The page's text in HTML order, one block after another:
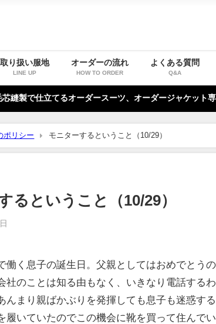
取り扱い服地
LINE UP
オーダーの流れ
HOW TO ORDER
よくある質問
Q&A
縫製で仕立てるオーダースーツ、オーダージャケット
ポリシー モニターするということ（10/29）
るということ（10/29）
働く息子の誕生日。父親としてはおめでとう
社のことは知る由もなく、いきなり電話する
んまり親ばかぶりを発揮しても息子も迷惑す
履いていたのでこの機会に靴を買って住んで